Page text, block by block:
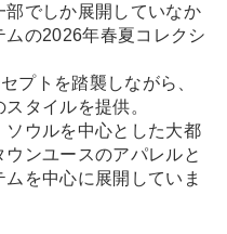
部でしか展開していなか
ムの2026年春夏コレクシ
プトを踏襲しながら、
タイルを提供。
ソウルを中心とした大都
ンユースのアパレルと
を中心に展開していま